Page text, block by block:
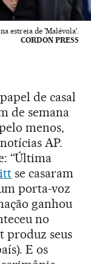
estreia de 'Malévola'.
CORDON PRESS
de casal
de semana
menos,
AP.
“Última
se casaram
porta-voz
ganhou
no
produz seus
E os